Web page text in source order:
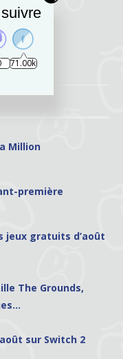
Million
première
jeux gratuits d’août
The Grounds,
sur Switch 2
71.00k